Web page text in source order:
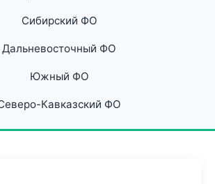
Сибирский ФО
Дальневосточный ФО
Южный ФО
Кавказский ФО